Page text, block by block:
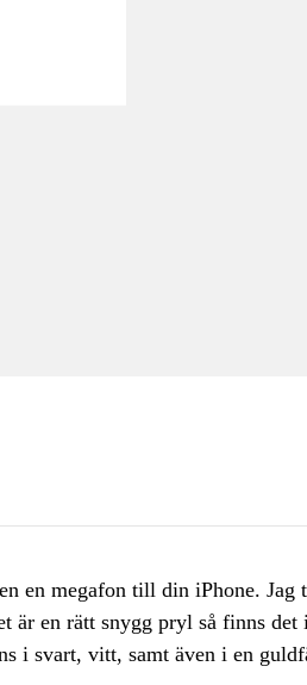
en megafon till din iPhone. Jag
är en rätt snygg pryl så finns det
i svart, vitt, samt även i en